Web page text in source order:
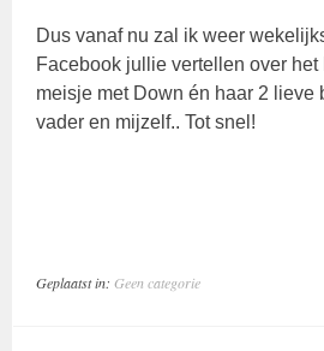
Dus vanaf nu zal ik weer
Facebook jullie vertellen over het
meisje met Down én haar 2 lieve
vader en mijzelf.. Tot snel!
Geplaatst in:Geen categorie